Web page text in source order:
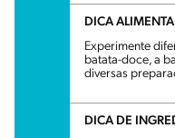
DICA
Experimente
batata-doce, a
diversas
DICA DE